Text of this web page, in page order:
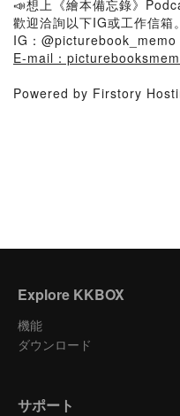
📣想上《繪本備忘錄》
歡迎洽詢以下IG或工作信箱。
IG：@picturebook_memo
E-mail：
Powered by Firstory
Explore KKBOX
機能
ダウンロード
サポート